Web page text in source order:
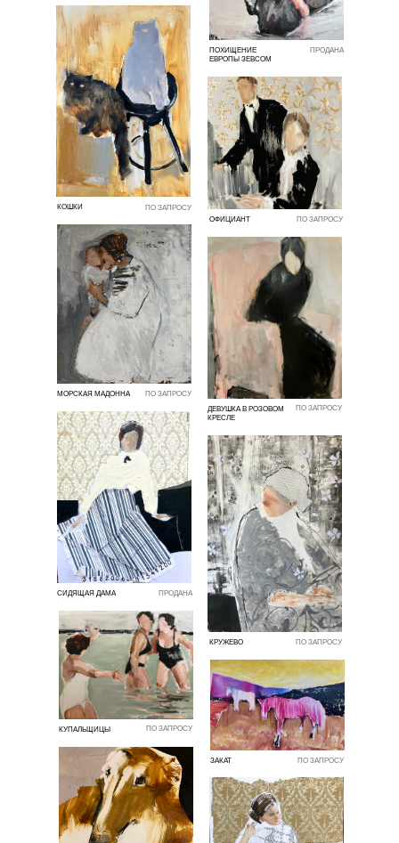
ПО ЗАПРОСУ
КУПАЛЬЩИЦЫ
МОРСКАЯ МАДОННА
КОШКИ
СИДЯЩАЯ ДАМА ПРОДАНА
ДЕВУШКА В РОЗОВОМ
КРЕСЛЕ
ПО ЗАПРОСУ
ПОХИЩЕНИЕ
ЕВРОПЫ ЗЕВСОМ
ПРОДАНА
ПО ЗАПРОСУ
ПО ЗАПРОСУ
ЗАКАТ
ПО ЗАПРОСУ
КРУЖЕВО
ПО ЗАПРОСУ
ОФИЦИАНТ
ПО ЗАПРОСУ